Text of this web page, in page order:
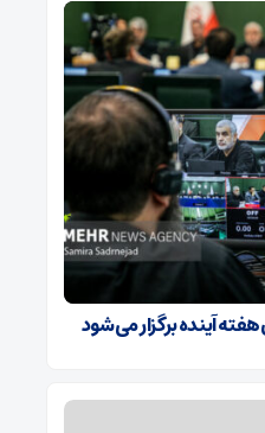
آینده برگزار می‌شود